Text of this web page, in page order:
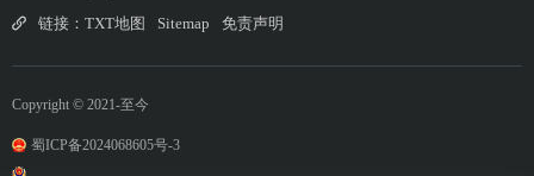
链接： TXT地图 Sitemap 免责声明
Copyright © 2021-至今
蜀ICP备2024068605号-3